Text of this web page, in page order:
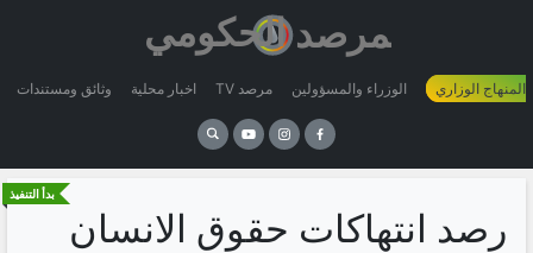
وثائق ومستندات اخبار محلية مرصد TV الوزراء والمسؤولين المنهاج الوزاري
بدأ التنفيذ
رصد انتهاكات حقوق الانسان